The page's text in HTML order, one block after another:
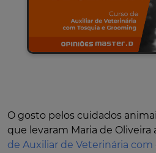
O gosto pelos cuidados
que levaram Maria de Oliveira
de Auxiliar de Veterinária com